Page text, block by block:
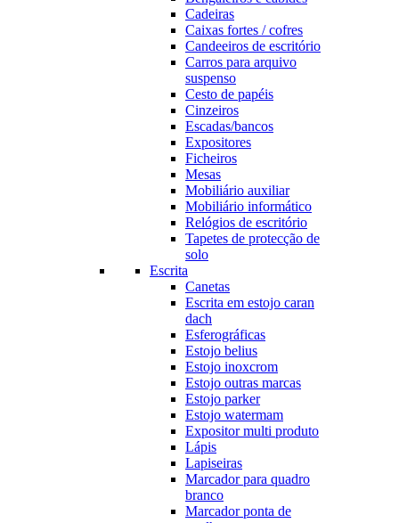
Cadeiras
Caixas fortes / cofres
Candeeiros de escritório
Carros para arquivo
suspenso
Cesto de papéis
Cinzeiros
Escadas/bancos
Expositores
Ficheiros
Mesas
Mobiliário auxiliar
Mobiliário informático
Relógios de escritório
Tapetes de protecção de
solo
Escrita
Canetas
Escrita em estojo caran
dach
Esferográficas
Estojo belius
Estojo inoxcrom
Estojo outras marcas
Estojo parker
Estojo watermam
Expositor multi produto
Lápis
Lapiseiras
Marcador para quadro
branco
Marcador ponta de